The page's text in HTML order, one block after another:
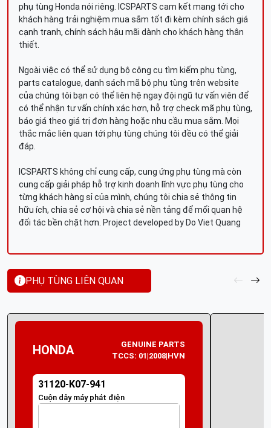
phụ tùng Honda nói riêng. ICSPARTS cam kết mang tới cho
khách hàng trải nghiệm mua sắm tốt đi kèm chính sách giá
cạnh tranh, chính sách hậu mãi dành cho khách hàng thân
thiết.
Ngoài việc có thể sử dụng bộ công cụ tìm kiếm phụ tùng,
parts catalogue, danh sách mã bộ phụ tùng trên website
của chúng tôi bạn có thể liên hệ ngay đội ngũ tư vấn viên để
có thể nhận tư vấn chính xác hơn, hỗ trợ check mã phụ tùng,
báo giá theo giá trị đơn hàng hoặc nhu cầu mua sắm. Mọi
thắc mắc liên quan tới phụ tùng chúng tôi đều có thể giải
đáp.
ICSPARTS không chỉ cung cấp, cung ứng phụ tùng mà còn
cung cấp giải pháp hỗ trợ kinh doanh lĩnh vực phụ tùng cho
từng khách hàng sỉ của mình, chúng tôi chia sẻ thông tin
hữu ích, chia sẻ cơ hội và chia sẻ nền tảng để mối quan hệ
đối tác bền chặt hơn. Project developed by Do Viet Quang
PHỤ TÙNG LIÊN QUAN
HONDA
GENUINE PARTS
TCCS: 01|2008|HVN
31120-K07-941
Cuộn dây máy phát điện